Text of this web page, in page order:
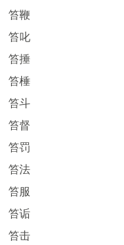
笞鞭
笞叱
笞捶
笞棰
笞斗
笞督
笞罚
笞法
笞服
笞诟
笞击